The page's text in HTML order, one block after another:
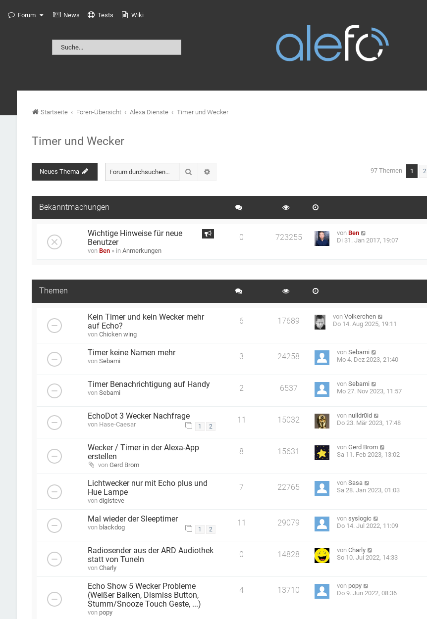
Forum News Tests Wiki
Startseite Foren-Übersicht Alexa Dienste Timer und Wecker
Timer und Wecker
Neues Thema Suche 97 Themen 1 2
Bekanntmachungen
Wichtige Hinweise für neue
Benutzer
von Ben » in Anmerkungen
0 723255
von Ben
Di 31. Jan 2017, 19:07
Themen
Kein Timer und kein Wecker mehr
auf Echo?
von Chicken wing
6 17689
vonVolkerchen
Do 14. Aug 2025, 19:11
Timer keine Namen mehr
von Sebami 3 24258
vonSebami
Mo 4. Dez 2023, 21:40
Timer Benachrichtigung auf Handy
von Sebami 2 6537
vonSebami
Mo 27. Nov 2023, 11:57
EchoDot 3 Wecker Nachfrage
von Hase-Caesar 1 2
11 15032
von nulldr0id
Do 23. Mär 2023, 17:48
Wecker / Timer in der Alexa-App
erstellen
von Gerd Brom
8 15631
vonGerd Brom
Sa 11. Feb 2023, 13:02
Lichtwecker nur mit Echo plus und
Hue Lampe
von digisteve
7 22765
vonSasa
Sa 28. Jan 2023, 01:03
Mal wieder der Sleeptimer
von blackdog 1 2
11 29079
vonsyslogic
Do 14. Jul 2022, 11:09
Radiosender aus der ARD Audiothek
statt von TuneIn
von Charly
0 14828
vonCharly
So 10. Jul 2022, 14:33
Echo Show 5 Wecker Probleme
(Weißer Balken, Dismiss Button,
Stumm/Snooze Touch Geste, ...)
von popy
4 13710
von popy
Do 9. Jun 2022, 08:36